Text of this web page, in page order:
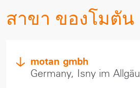
สาขา ของโมตัน
motan gmbh
Germany, Isny im Allgäu